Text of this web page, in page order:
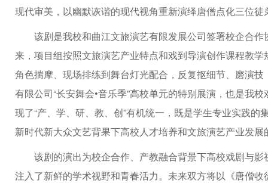
现代审美，以幽默诙谐的现代视角重新演绎唐僧点化三位
该剧是我校和曲江文旅演艺有限发展公司签署校企合
来，项目组按照文旅演艺产业特点和戏到导演创作课程教
角色揣摩、现场排练到舞台灯光配合，反复抠细节、磨演
有限公司“长安舞会•音乐季”高校单元的特别展演，也是我
现了“产、学、研、教、创”有机统一，既是学生专业实践
新时代新大众文艺背果下高校人才培养和文旅演艺产业发展
该剧的演出为校企合作、产教融合背景下高校戏剧与
注入了新鲜的学术视野和青春活力。未来双方将以《唐僧